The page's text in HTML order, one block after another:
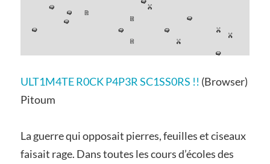
ULT1M4TE R0CK P4P3R SC1SS0RS !! (Browser)
Pitoum
La guerre qui opposait pierres, feuilles et ciseaux
faisait rage. Dans toutes les cours d’écoles des